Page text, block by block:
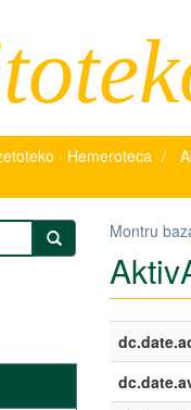
· Hemeroteca
Montru